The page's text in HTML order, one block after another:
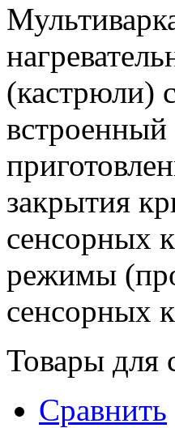
(кастрюли)
закрытия
сенсорных
режимы
сенсорных
Товары для
Сравнить